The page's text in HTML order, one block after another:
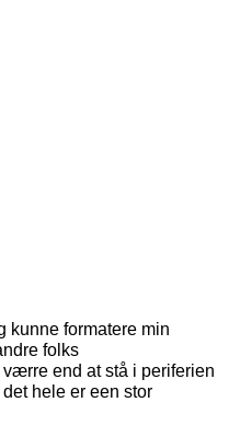
kunne formatere min
folks
end at stå i periferien
hele er een stor